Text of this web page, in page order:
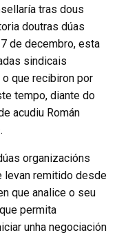
tras dous
doutras dúas
de decembro, esta
sindicais
que recibiron por
tempo, diante do
acudiu Román
organizacións
levan remitido desde
que analice o seu
permita
unha negociación